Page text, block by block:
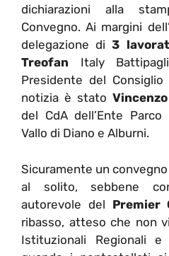
dichiarazioni alla
Convegno. Ai margini
delegazione di 3
Treofan Italy
Presidente del
notizia è stato
del CdA dell’Ente
Vallo di Diano e Alburni.
Sicuramente un
al solito, sebbene
autorevole del Premier
ribasso, atteso che non
Istituzionali Regionali